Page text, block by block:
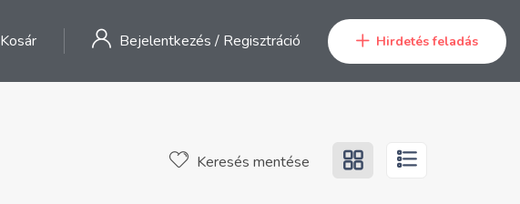
Kosár Bejelentkezés / Regisztráció Hirdetés feladás
Keresés mentése